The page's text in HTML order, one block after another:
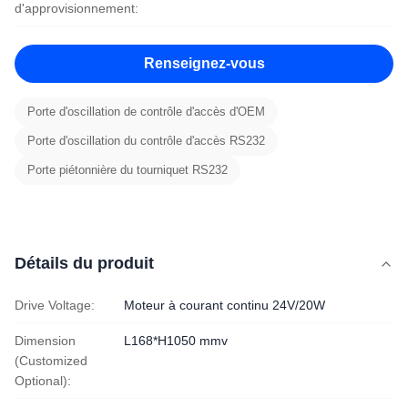
d'approvisionnement:
Renseignez-vous
Porte d'oscillation de contrôle d'accès d'OEM
Porte d'oscillation du contrôle d'accès RS232
Porte piétonnière du tourniquet RS232
Détails du produit
Drive Voltage: Moteur à courant continu 24V/20W
Dimension
(Customized
Optional):
L168*H1050 mmv